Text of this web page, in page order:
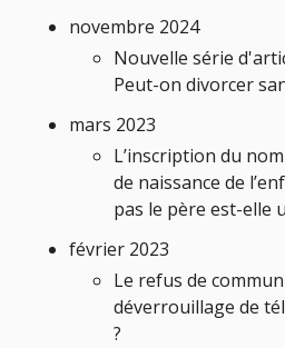
novembre 2024
Nouvelle série
Peut-on divorcer
mars 2023
L’inscription du
de naissance de
pas le père est-elle
février 2023
Le refus de
déverrouillage de
?